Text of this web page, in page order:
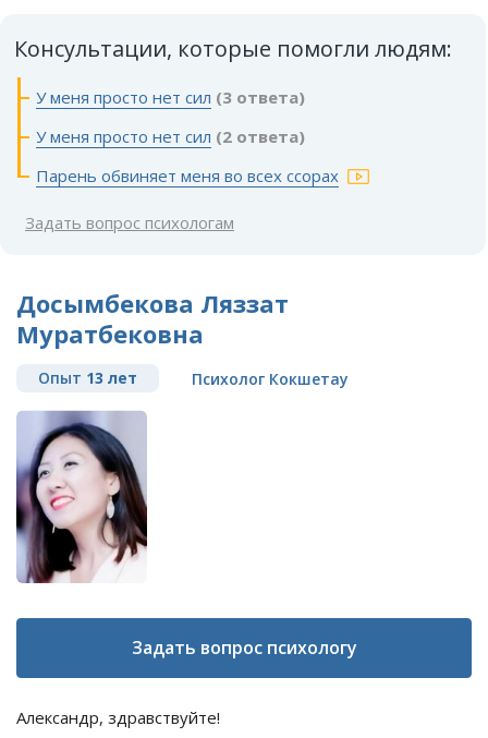
Консультации, которые помогли людям:
У меня просто нет сил (3 ответа)
У меня просто нет сил (2 ответа)
Парень обвиняет меня во всех ссорах
Задать вопрос психологам
Досымбекова Ляззат
Муратбековна
Опыт 13 лет Психолог Кокшетау
Задать вопрос психологу
Александр, здравствуйте!